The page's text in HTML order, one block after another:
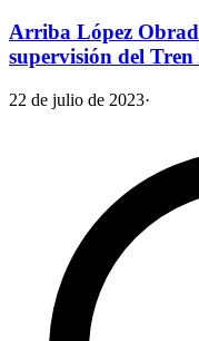
Arriba López
supervisión del
22 de julio de 2023·